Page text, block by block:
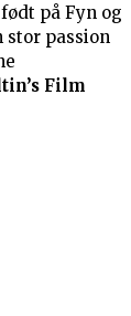
på Fyn og
stor passion
Film